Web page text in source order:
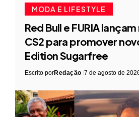
MODA E LIFESTYLE
Red Bull e FURIA
CS2 para promover
Edition Sugarfree
Escrito porRedação 7 de agosto de